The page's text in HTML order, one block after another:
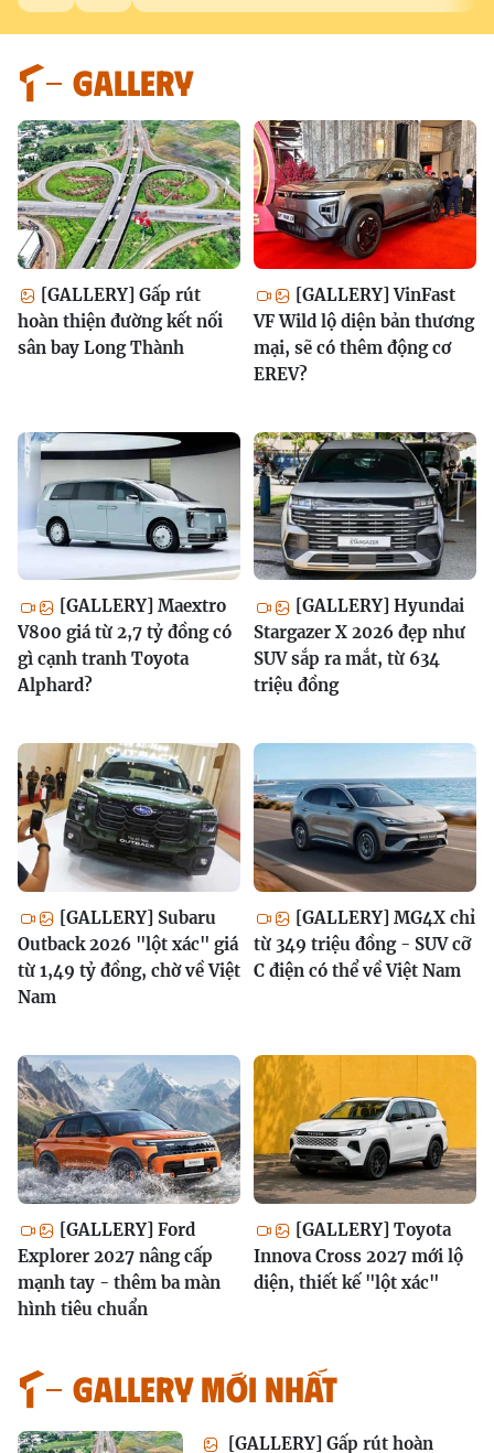
GALLERY
[GALLERY] Gấp rút
hoàn thiện đường kết nối
sân bay Long Thành
[GALLERY] VinFast
VF Wild lộ diện bản thương
mại, sẽ có thêm động cơ
EREV?
[GALLERY] Maextro
V800 giá từ 2,7 tỷ đồng có
gì cạnh tranh Toyota
Alphard?
[GALLERY] Hyundai
Stargazer X 2026 đẹp như
SUV sắp ra mắt, từ 634
triệu đồng
[GALLERY] Subaru
Outback 2026 "lột xác" giá
từ 1,49 tỷ đồng, chờ về Việt
Nam
[GALLERY] MG4X chỉ
từ 349 triệu đồng - SUV cỡ
C điện có thể về Việt Nam
[GALLERY] Ford
Explorer 2027 nâng cấp
mạnh tay - thêm ba màn
hình tiêu chuẩn
[GALLERY] Toyota
Innova Cross 2027 mới lộ
diện, thiết kế "lột xác"
GALLERY MỚI NHẤT
[GALLERY] Gấp rút hoàn